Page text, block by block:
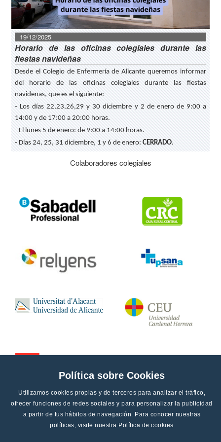
Política sobre Cookies
Utilizamos cookies propias y de terceros para analizar el tráfico,
ofrecer funciones de redes sociales y para personalizar la publicidad
a partir de tus hábitos de navegación. Para conocer nuestras
políticas, visite nuestra Política de cookies
19/12/2025
Horario de las oficinas colegiales durante las
fiestas navideñas
Desde el Colegio de Enfermería de Alicante queremos informar
del horario de las oficinas colegiales durante las fiestas
navideñas, que es el siguiente:
- Los días 22,23,26,29 y 30 diciembre y 2 de enero de 9:00 a
14:00 y de 17:00 a 20:00 horas.
- El lunes 5 de enero: de 9:00 a 14:00 horas.
- Días 24, 25, 31 diciembre, 1 y 6 de enero: CERRADO.
Colaboradores colegiales